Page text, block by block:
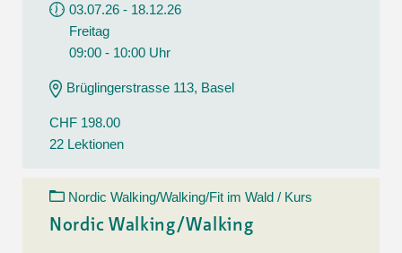
03.07.26 - 18.12.26
Freitag
09:00 - 10:00 Uhr
Brüglingerstrasse 113, Basel
CHF 198.00
22 Lektionen
Nordic Walking/Walking/Fit im Wald / Kurs
Nordic Walking/Walking